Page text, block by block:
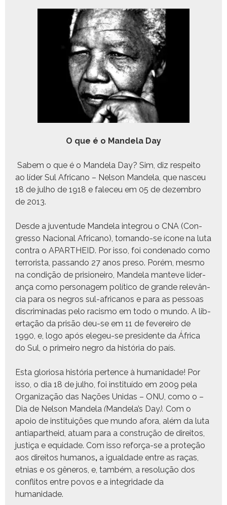
O que é o Man­dela Day
Sabem o que é o Man­dela Day? Sim, diz respeito
ao líder Sul Africano – Nel­son Man­dela, que nasceu
18 de jul­ho de 1918 e fale­ceu em 05 de dezem­bro
de 2013.
Des­de a juven­tude Man­dela inte­grou o CNA (Con­
gres­so Nacional Africano), tor­nan­do-se ícone na luta
con­tra o APARTHEID. Por isso, foi con­de­na­do como
ter­ror­ista, pas­san­do 27 anos pre­so. Porém, mes­mo
na condição de pri­sioneiro, Man­dela man­teve lid­er­
ança como per­son­agem políti­co de grande relevân­
cia para os negros sul-africanos e para as pes­soas
dis­crim­i­nadas pelo racis­mo em todo o mun­do. A lib­
er­tação da prisão deu-se em 11 de fevereiro de
1990, e, logo após elegeu-se pres­i­dente da África
do Sul, o primeiro negro da história do país.
Esta glo­riosa história per­tence à humanidade! Por
isso, o dia 18 de jul­ho, foi insti­tuí­do em 2009 pela
Orga­ni­za­ção das Nações Unidas – ONU, como o –
Dia de Nel­son Man­dela (Mandela’s Day). Com o
apoio de insti­tu­ições que mun­do afo­ra, além da luta
anti­a­partheid, atu­am para a con­strução de dire­itos,
justiça e equidade. Com isso reforça-se a pro­teção
aos dire­itos humanos, a igual­dade entre as raças,
etnias e os gêneros, e, tam­bém, a res­olução dos
con­fli­tos entre povos e a inte­gri­dade da
humanidade.